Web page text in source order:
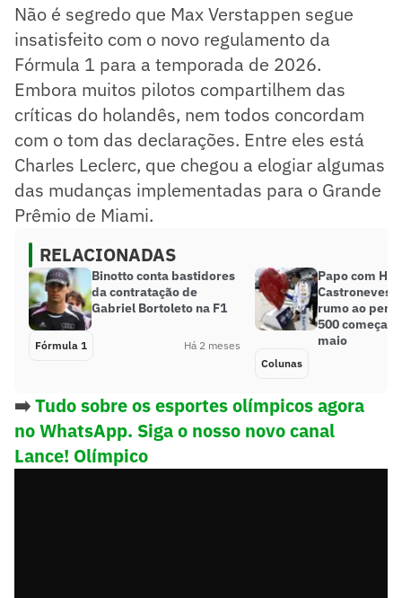
Não é segredo que Max Verstappen segue
insatisfeito com o novo regulamento da
Fórmula 1 para a temporada de 2026.
Embora muitos pilotos compartilhem das
críticas do holandês, nem todos concordam
com o tom das declarações. Entre eles está
Charles Leclerc, que chegou a elogiar algumas
das mudanças implementadas para o Grande
Prêmio de Miami.
RELACIONADAS
Binotto conta bastidores
da contratação de
Gabriel Bortoleto na F1
Fórmula 1 Há 2 meses
Papo com
Castroneves:
rumo ao
500 começa
maio
Colunas
➡️Tudo sobre os esportes olímpicos agora
no WhatsApp. Siga o nosso novo canal
Lance! Olímpico